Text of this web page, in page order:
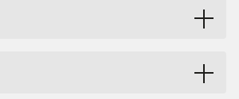
ljud och är mindre känsliga för fukt
Passar därför alldeles